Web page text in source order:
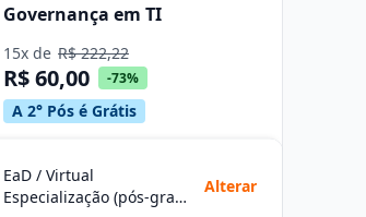
Governança em TI
15x de R$ 222,22
R$ 60,00 -73%
A 2° Pós é Grátis
EaD / Virtual
Especialização (pós-graduação)
Alterar